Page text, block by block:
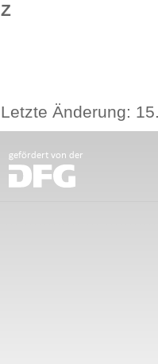
Z
Letzte Änderung: